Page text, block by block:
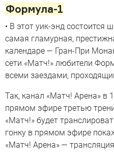
Формула-1
• В этот уик-энд состоится
самая гламурная,
календаре — Гран-При
сети «Матч!» любители
всеми заездами,
Так, канал «Матч! Арена» в
прямом эфире третью
«Матч!» будет
гонку в прямом эфире
«Матч! Арена» —